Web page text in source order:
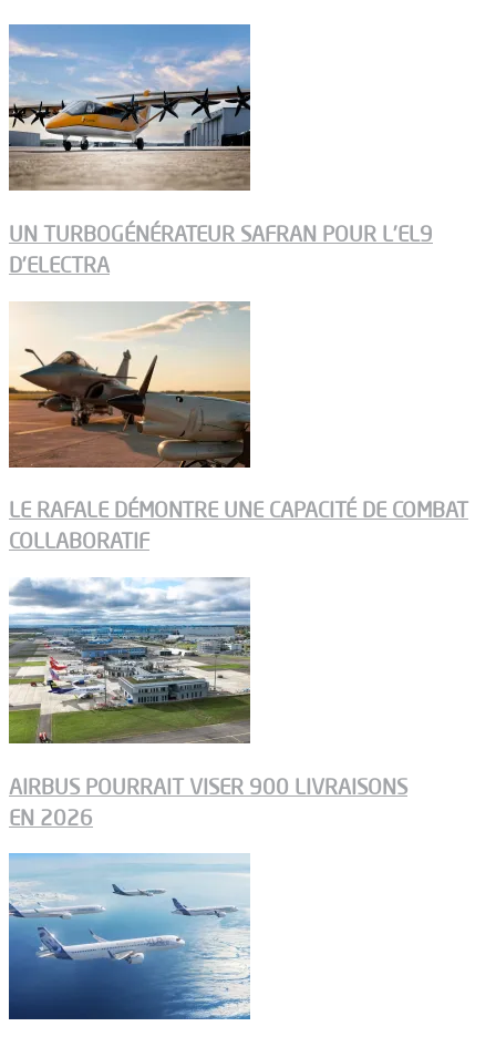
UN TURBOGÉNÉRATEUR SAFRAN POUR L’EL9
D’ELECTRA
LE RAFALE DÉMONTRE UNE CAPACITÉ DE COMBAT
COLLABORATIF
AIRBUS POURRAIT VISER 900 LIVRAISONS
EN 2026